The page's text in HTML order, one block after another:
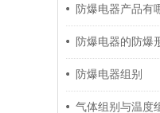
防爆电器产品有
防爆电器的防爆
防爆电器组别
气体组别与温度